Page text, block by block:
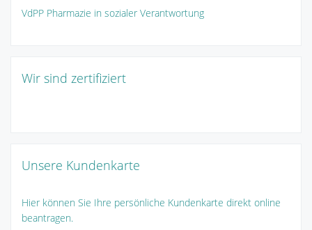
VdPP Pharmazie in sozialer Verantwortung
Wir sind zertifiziert
Unsere Kundenkarte
Hier können Sie Ihre persönliche Kundenkarte direkt online
beantragen.